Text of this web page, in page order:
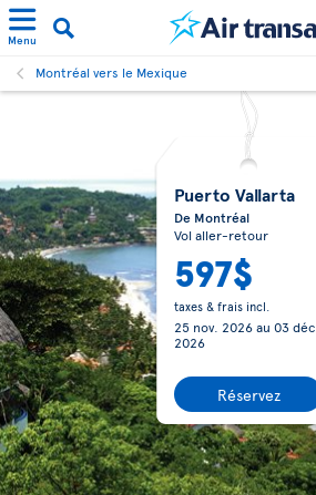
Menu
Montréal vers le Mexique
Puerto Vallarta
De Montréal
Vol aller-retour
597$
taxes & frais incl.
25 nov. 2026au 03 déc.
2026
Réservez